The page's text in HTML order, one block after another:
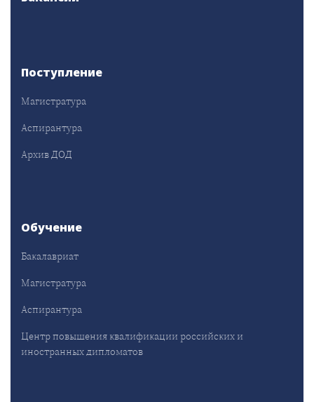
Поступление
Магистратура
Аспирантура
Архив ДОД
Обучение
Бакалавриат
Магистратура
Аспирантура
Центр повышения квалификации российских и
иностранных дипломатов